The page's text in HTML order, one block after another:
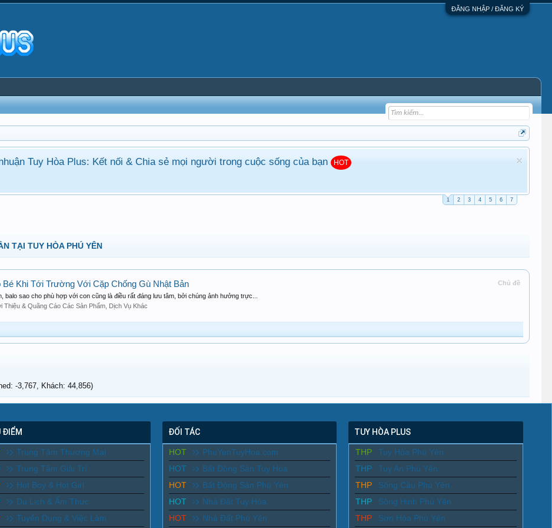
ĐĂNG NHẬP / ĐĂNG KÝ
Tuy Hòa Plus: Kết nối & Chia sẻ mọi người trong cuộc sống của bạn HOT
1 2 3 4 5 6 7
TẠI TUY HÒA PHÚ YÊN
Chủ đề
Khi Tới Trường Với Cặp Chống Gù Nhật Bản
sao cho phù hợp với con cũng là điều rất đáng lưu tâm, bởi chúng ảnh hưởng trực...
Thiệu & Quãng Cáo Các Sản Phẩm, Dịch Vụ Khác
-3,767, Khách: 44,856)
ĐIỂM
Trung Tâm Thương Mại
Trung Tâm Giải Trí
Hot Boy & Hot Girl
Du Lịch & Ẩm Thực
Tuyển Dụng & Việc Làm
ĐỐI TÁC
HOT
PhuYenTuyHoa.com
HOT
Bất Động Sản Tuy Hòa
HOT
Bất Động Sản Phú Yên
HOT
Nhà Đất Tuy Hòa
HOT
Nhà Đất Phú Yên
TUY HÒA PLUS
THP
Tuy Hòa Phú Yên
THP
Tuy An Phú Yên
THP
Sông Cầu Phú Yên
THP
Sông Hinh Phú Yên
THP
Sơn Hòa Phú Yên